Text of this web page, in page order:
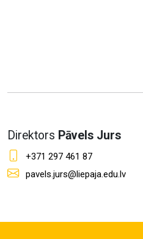
Direktors Pāvels Jurs
+371 297 461 87
pavels.jurs@liepaja.edu.lv